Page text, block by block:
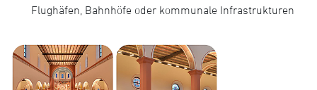
Flughäfen, Bahnhöfe oder kommunale Infrastrukturen